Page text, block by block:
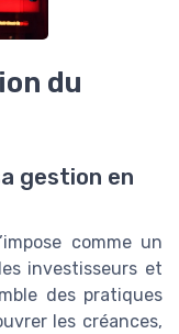
du
gestion en
comme un
investisseurs et
des pratiques
les créances,